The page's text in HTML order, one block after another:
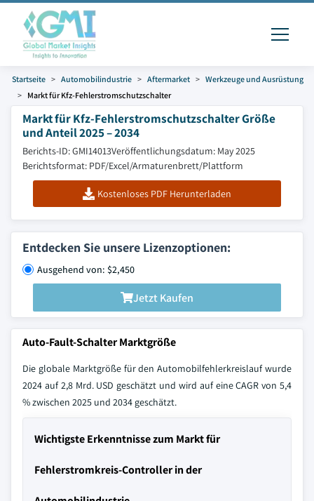
Startseite Automobilindustrie Aftermarket
Werkzeuge und Ausrüstung
Markt für Kfz-Fehlerstromschutzschalter
Markt für Kfz-Fehlerstromschutzschalter Größe
und Anteil 2025 – 2034
Berichts-ID: GMI14013Veröffentlichungsdatum: May 2025
Berichtsformat: PDF/Excel/Armaturenbrett/Plattform
Kostenloses PDF Herunterladen
Entdecken Sie unsere Lizenzoptionen:
Ausgehend von: $2,450
Jetzt Kaufen
Auto-Fault-Schalter Marktgröße
Die globale Marktgröße für den Automobilfehlerkreislauf wurde
2024 auf 2,8 Mrd. USD geschätzt und wird auf eine CAGR von 5,4
% zwischen 2025 und 2034 geschätzt.
Wichtigste Erkenntnisse zum Markt für
Fehlerstromkreis-Controller in der